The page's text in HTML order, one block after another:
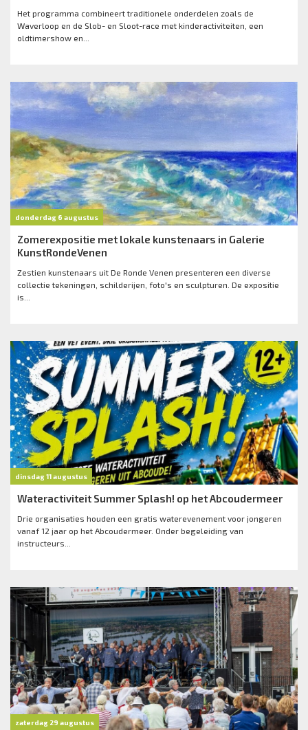
Het programma combineert traditionele onderdelen zoals de
Waverloop en de Slob- en Sloot-race met kinderactiviteiten, een
oldtimershow en...
donderdag 6 augustus
Zomerexpositie met lokale kunstenaars in Galerie
KunstRondeVenen
Zestien kunstenaars uit De Ronde Venen presenteren een diverse
collectie tekeningen, schilderijen, foto's en sculpturen. De expositie
is...
dinsdag 11 augustus
Wateractiviteit Summer Splash! op het Abcoudermeer
Drie organisaties houden een gratis waterevenement voor jongeren
vanaf 12 jaar op het Abcoudermeer. Onder begeleiding van
instructeurs...
zaterdag 29 augustus